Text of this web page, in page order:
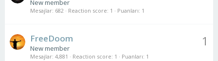
New member
Mesajlar 682 Reaction score 1 Puanları 1
1
FreeDoom
New member
Mesajlar 4,881 Reaction score 1 Puanları 1